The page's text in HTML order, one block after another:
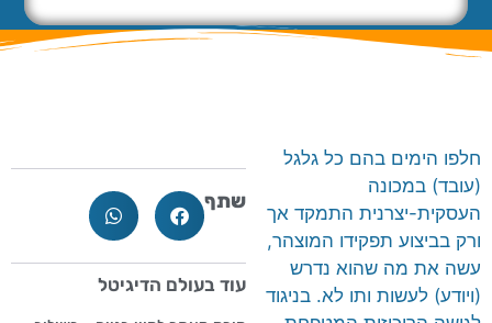
חלפו הימים בהם כל גלגל
(עובד) במכונה
העסקית-יצרנית התמקד אך
ורק בביצוע תפקידו המוצהר,
עשה את מה שהוא נדרש
(ויודע) לעשות ותו לא. בניגוד
שתף
עוד בעולם הדיגיטל